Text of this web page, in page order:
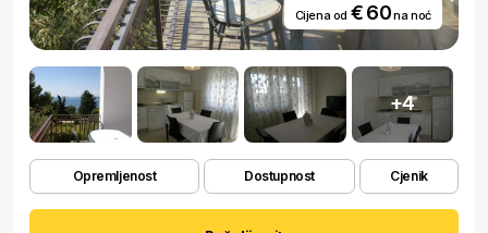
Cijena od € 60na noć
+4
Opremljenost Dostupnost Cjenik